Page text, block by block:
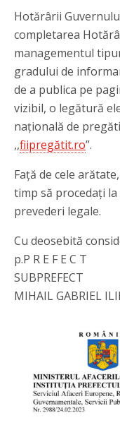
Hotărârii
completarea
managementul
gradului de
de a publica pe
vizibil, o legătură
națională de
,,fiipregătit.ro”.
Față de cele
timp să procedați
prevederi legale.
Cu deosebită
p.P R E F E C T
SUBPREFECT
MIHAIL GABRIEL